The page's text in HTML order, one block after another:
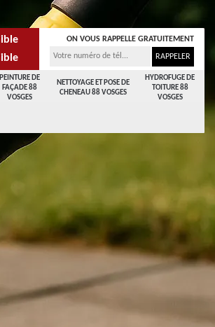
PEINTURE DE
FAÇADE 88
VOSGES
NETTOYAGE ET POSE DE
CHENEAU 88 VOSGES
HYDROFUGE DE
TOITURE 88
VOSGES
ON VOUS RAPPELLE GRATUITEMENT